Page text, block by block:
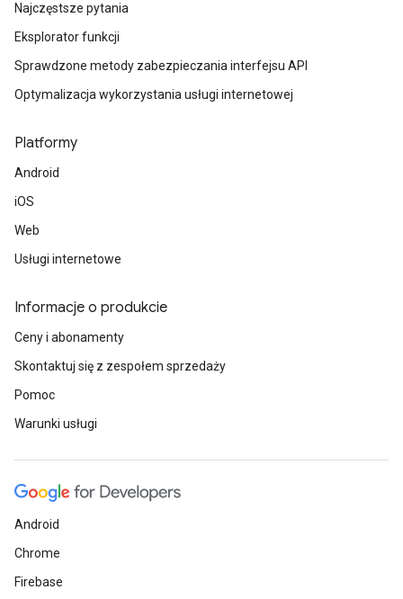
Najczęstsze pytania
Eksplorator funkcji
Sprawdzone metody zabezpieczania interfejsu API
Optymalizacja wykorzystania usługi internetowej
Platformy
Android
iOS
Web
Usługi internetowe
Informacje o produkcie
Ceny i abonamenty
Skontaktuj się z zespołem sprzedaży
Pomoc
Warunki usługi
Android
Chrome
Firebase